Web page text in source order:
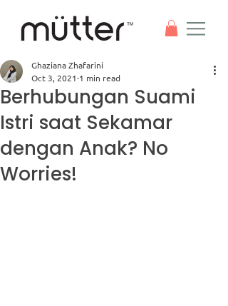
Berhubungan Suami
Istri saat Sekamar
dengan Anak? No
Worries!
Ghaziana Zhafarini
Oct 3, 2021 1 min read